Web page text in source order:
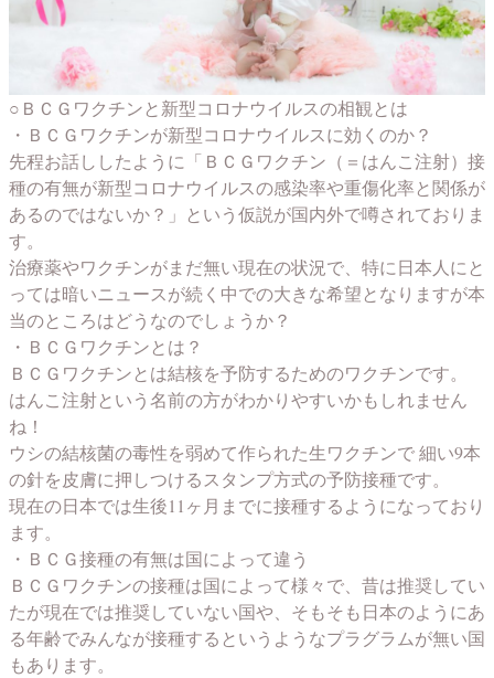
○ＢＣＧワクチンと新型コロナウイルスの相観とは
・ＢＣＧワクチンが新型コロナウイルスに効くのか？
先程お話ししたように「ＢＣＧワクチン（＝はんこ注射）接
種の有無が新型コロナウイルスの感染率や重傷化率と関係が
あるのではないか？」という仮説が国内外で噂されておりま
す。
治療薬やワクチンがまだ無い現在の状況で、特に日本人にと
っては暗いニュースが続く中での大きな希望となりますが本
当のところはどうなのでしょうか？
・ＢＣＧワクチンとは？
ＢＣＧワクチンとは結核を予防するためのワクチンです。
はんこ注射という名前の方がわかりやすいかもしれません
ね！
ウシの結核菌の毒性を弱めて作られた生ワクチンで 細い9本
の針を皮膚に押しつけるスタンプ方式の予防接種です。
現在の日本では生後11ヶ月までに接種するようになっており
ます。
・ＢＣＧ接種の有無は国によって違う
ＢＣＧワクチンの接種は国によって様々で、昔は推奨してい
たが現在では推奨していない国や、そもそも日本のようにあ
る年齢でみんなが接種するというようなプラグラムが無い国
もあります。